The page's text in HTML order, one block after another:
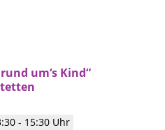
um‘s Kind“
- 15:30 Uhr